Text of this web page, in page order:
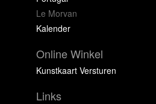
Le Morvan
Kalender
Online Winkel
Kunstkaart Versturen
Links